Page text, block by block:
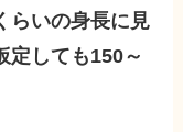
らいの身長に見
定しても150～